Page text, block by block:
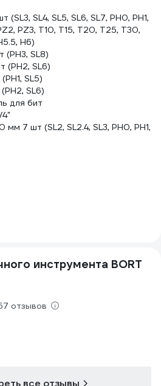
SL4, SL5, SL6, SL7, PH0, PH1,
PZ3, T10, T15, T20, T25, T30,
H6)
SL8)
(PH2, SL6)
SL5)
SL6)
для бит
4"
мм 7 шт (SL2, SL2.4, SL3, PH0, PH1,
инструмента BORT
отзывов
все отзывы